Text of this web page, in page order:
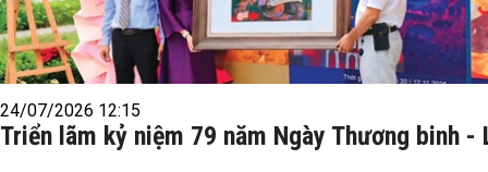
24/07/2026 12:15
Triển lãm kỷ niệm 79 năm Ngày Thương binh -